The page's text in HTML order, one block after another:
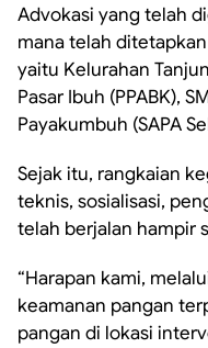
Advokasi yang telah
mana telah
yaitu Kelurahan
Pasar Ibuh (PPABK),
Payakumbuh (SAPA
Sejak itu, rangkaian
teknis, sosialisasi,
telah berjalan hampir
“Harapan kami,
keamanan pangan
pangan di lokasi